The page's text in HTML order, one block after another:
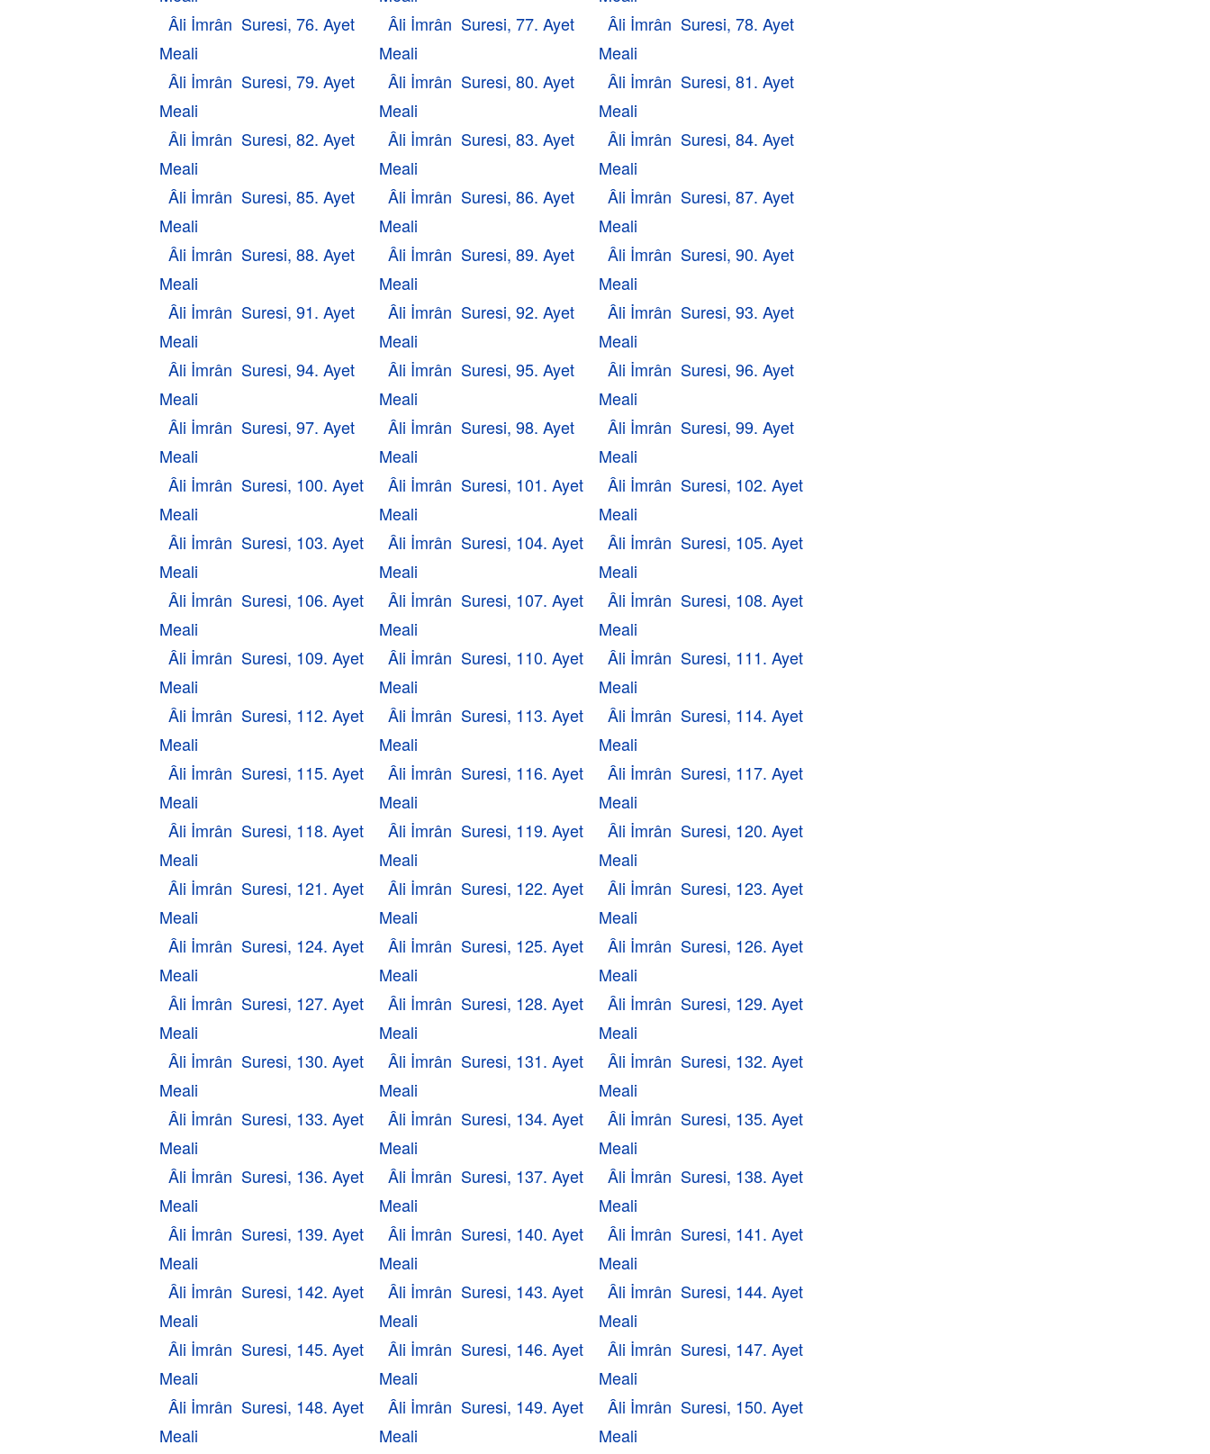
Âli İmrân Suresi, 76. Ayet
Meali
Âli İmrân Suresi, 77. Ayet
Meali
Âli İmrân Suresi, 78. Ayet
Meali
Âli İmrân Suresi, 79. Ayet
Meali
Âli İmrân Suresi, 80. Ayet
Meali
Âli İmrân Suresi, 81. Ayet
Meali
Âli İmrân Suresi, 82. Ayet
Meali
Âli İmrân Suresi, 83. Ayet
Meali
Âli İmrân Suresi, 84. Ayet
Meali
Âli İmrân Suresi, 85. Ayet
Meali
Âli İmrân Suresi, 86. Ayet
Meali
Âli İmrân Suresi, 87. Ayet
Meali
Âli İmrân Suresi, 88. Ayet
Meali
Âli İmrân Suresi, 89. Ayet
Meali
Âli İmrân Suresi, 90. Ayet
Meali
Âli İmrân Suresi, 91. Ayet
Meali
Âli İmrân Suresi, 92. Ayet
Meali
Âli İmrân Suresi, 93. Ayet
Meali
Âli İmrân Suresi, 94. Ayet
Meali
Âli İmrân Suresi, 95. Ayet
Meali
Âli İmrân Suresi, 96. Ayet
Meali
Âli İmrân Suresi, 97. Ayet
Meali
Âli İmrân Suresi, 98. Ayet
Meali
Âli İmrân Suresi, 99. Ayet
Meali
Âli İmrân Suresi, 100. Ayet
Meali
Âli İmrân Suresi, 101. Ayet
Meali
Âli İmrân Suresi, 102. Ayet
Meali
Âli İmrân Suresi, 103. Ayet
Meali
Âli İmrân Suresi, 104. Ayet
Meali
Âli İmrân Suresi, 105. Ayet
Meali
Âli İmrân Suresi, 106. Ayet
Meali
Âli İmrân Suresi, 107. Ayet
Meali
Âli İmrân Suresi, 108. Ayet
Meali
Âli İmrân Suresi, 109. Ayet
Meali
Âli İmrân Suresi, 110. Ayet
Meali
Âli İmrân Suresi, 111. Ayet
Meali
Âli İmrân Suresi, 112. Ayet
Meali
Âli İmrân Suresi, 113. Ayet
Meali
Âli İmrân Suresi, 114. Ayet
Meali
Âli İmrân Suresi, 115. Ayet
Meali
Âli İmrân Suresi, 116. Ayet
Meali
Âli İmrân Suresi, 117. Ayet
Meali
Âli İmrân Suresi, 118. Ayet
Meali
Âli İmrân Suresi, 119. Ayet
Meali
Âli İmrân Suresi, 120. Ayet
Meali
Âli İmrân Suresi, 121. Ayet
Meali
Âli İmrân Suresi, 122. Ayet
Meali
Âli İmrân Suresi, 123. Ayet
Meali
Âli İmrân Suresi, 124. Ayet
Meali
Âli İmrân Suresi, 125. Ayet
Meali
Âli İmrân Suresi, 126. Ayet
Meali
Âli İmrân Suresi, 127. Ayet
Meali
Âli İmrân Suresi, 128. Ayet
Meali
Âli İmrân Suresi, 129. Ayet
Meali
Âli İmrân Suresi, 130. Ayet
Meali
Âli İmrân Suresi, 131. Ayet
Meali
Âli İmrân Suresi, 132. Ayet
Meali
Âli İmrân Suresi, 133. Ayet
Meali
Âli İmrân Suresi, 134. Ayet
Meali
Âli İmrân Suresi, 135. Ayet
Meali
Âli İmrân Suresi, 136. Ayet
Meali
Âli İmrân Suresi, 137. Ayet
Meali
Âli İmrân Suresi, 138. Ayet
Meali
Âli İmrân Suresi, 139. Ayet
Meali
Âli İmrân Suresi, 140. Ayet
Meali
Âli İmrân Suresi, 141. Ayet
Meali
Âli İmrân Suresi, 142. Ayet
Meali
Âli İmrân Suresi, 143. Ayet
Meali
Âli İmrân Suresi, 144. Ayet
Meali
Âli İmrân Suresi, 145. Ayet
Meali
Âli İmrân Suresi, 146. Ayet
Meali
Âli İmrân Suresi, 147. Ayet
Meali
Âli İmrân Suresi, 148. Ayet
Meali
Âli İmrân Suresi, 149. Ayet
Meali
Âli İmrân Suresi, 150. Ayet
Meali